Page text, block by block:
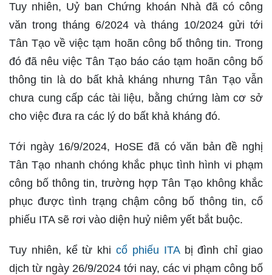
Tuy nhiên, Uỷ ban Chứng khoán Nhà đã có công
văn trong tháng 6/2024 và tháng 10/2024 gửi tới
Tân Tạo về việc tạm hoãn công bố thông tin. Trong
đó đã nêu việc Tân Tạo báo cáo tạm hoãn công bố
thông tin là do bất khả kháng nhưng Tân Tạo vẫn
chưa cung cấp các tài liệu, bằng chứng làm cơ sở
cho việc đưa ra các lý do bất khả kháng đó.
Tới ngày 16/9/2024, HoSE đã có văn bản đề nghị
Tân Tạo nhanh chóng khắc phục tình hình vi phạm
công bố thông tin, trường hợp Tân Tạo không khắc
phục được tình trạng chậm công bố thông tin, cổ
phiếu ITA sẽ rơi vào diện huỷ niêm yết bắt buộc.
Tuy nhiên, kể từ khicổ phiếu ITA bị đình chỉ giao
dịch từ ngày 26/9/2024 tới nay, các vi phạm công bố